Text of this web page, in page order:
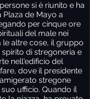
si è riunito e ha
de Mayo a
per cinque ore
del male nei
le altre cose, il gruppo
di stregoneria e
nell'edificio del
dove il presidente
stregone
ufficio. Quando il